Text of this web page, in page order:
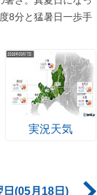
8分と猛暑日一歩手
実況天気
日(05月18日)